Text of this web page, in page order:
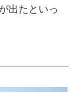
出たといっ